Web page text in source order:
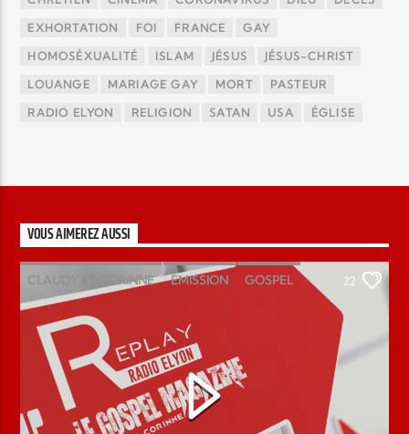
EXHORTATION FOI FRANCE GAY
HOMOSÉXUALITÉ ISLAM JÉSUS JÉSUS-CHRIST
LOUANGE MARIAGE GAY MORT PASTEUR
RADIO ELYON RELIGION SATAN USA ÉGLISE
VOUS AIMEREZ AUSSI
CLAUDY ET CORINNE ÉMISSION GOSPEL
MAGAZINE
22